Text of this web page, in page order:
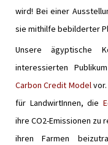
wird! Bei einer
sie mithilfe bebilderter
Unsere ägyptische
interessierten
Carbon Credit Modelvor.
für LandwirtInnen, die
ihre CO2-Emissionen zu
ihren Farmen